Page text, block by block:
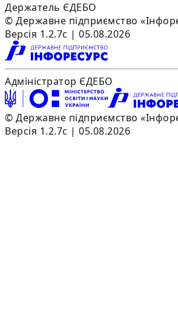
Держатель ЄДЕБО
© Державне підприємство
Версія 1.2.7c | 05.08.2026
Адміністратор ЄДЕБО
© Державне підприємство
Версія 1.2.7c | 05.08.2026